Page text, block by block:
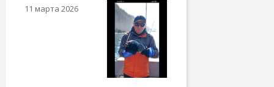
11 марта 2026